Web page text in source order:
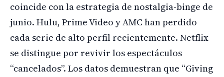
coincide con la estrategia de nostalgia-binge de
junio. Hulu, Prime Video y AMC han perdido
cada serie de alto perfil recientemente. Netflix
se distingue por revivir los espectáculos
“cancelados”. Los datos demuestran que “Giving